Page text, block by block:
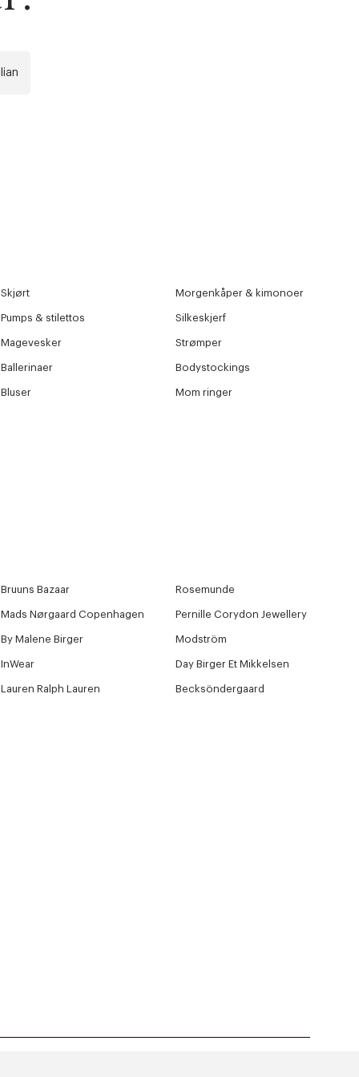
Skjørt Morgenkåper & kimonoer
Pumps & stilettos Silkeskjerf
Magevesker Strømper
Ballerinaer Bodystockings
Bluser Mom ringer
Bruuns Bazaar Rosemunde
Mads Nørgaard Copenhagen Pernille Corydon Jewellery
By Malene Birger Modström
InWear Day Birger Et Mikkelsen
Lauren Ralph Lauren Becksöndergaard